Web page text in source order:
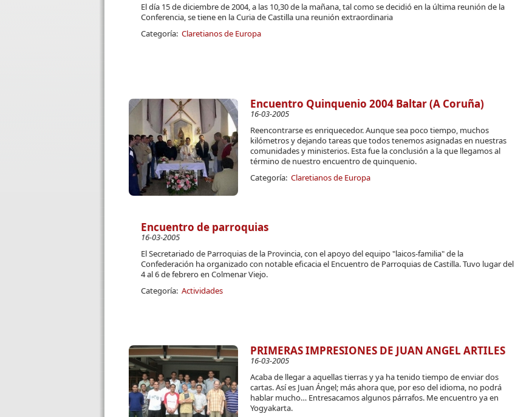
El día 15 de diciembre de 2004, a las 10,30 de la mañana, tal como se decidió en la última reunión de la
Conferencia, se tiene en la Curia de Castilla una reunión extraordinaria
Categoría: Claretianos de Europa
Encuentro Quinquenio 2004 Baltar (A Coruña)
16-03-2005
Reencontrarse es enriquecedor. Aunque sea poco tiempo, muchos
kilómetros y dejando tareas que todos tenemos asignadas en nuestras
comunidades y ministerios. Esta fue la conclusión a la que llegamos al
término de nuestro encuentro de quinquenio.
Categoría: Claretianos de Europa
Encuentro de parroquias
16-03-2005
El Secretariado de Parroquias de la Provincia, con el apoyo del equipo "laicos-familia" de la
Confederación ha organizado con notable eficacia el Encuentro de Parroquias de Castilla. Tuvo lugar del
4 al 6 de febrero en Colmenar Viejo.
Categoría: Actividades
PRIMERAS IMPRESIONES DE JUAN ANGEL ARTILES
16-03-2005
Acaba de llegar a aquellas tierras y ya ha tenido tiempo de enviar dos
cartas. Así es Juan Ángel; más ahora que, por eso del idioma, no podrá
hablar mucho… Entresacamos algunos párrafos. Me encuentro ya en
Yogyakarta.